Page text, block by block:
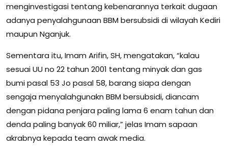
menginvestigasi tentang kebenarannya terkait dugaan
adanya penyalahgunaan BBM bersubsidi di wilayah Kediri
maupun Nganjuk.
Sementara itu, Imam Arifin, SH, mengatakan, “kalau
sesuai UU no 22 tahun 2001 tentang minyak dan gas
bumi pasal 53 Jo pasal 58, barang siapa dengan
sengaja menyalahgunakn BBM bersubsidi, diancam
dengan pidana penjara paling lama 6 enam tahun dan
denda paling banyak 60 miliar,” jelas Imam sapaan
akrabnya kepada team awak media.